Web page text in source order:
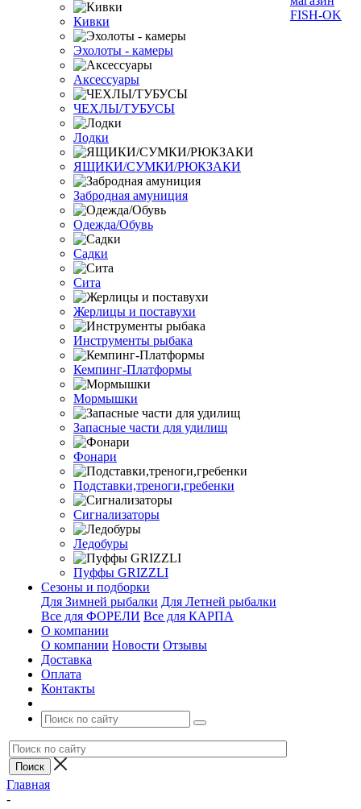
Кивки
Эхолоты - камеры
Аксессуары
ЧЕХЛЫ/ТУБУСЫ
Лодки
ЯЩИКИ/СУМКИ/РЮКЗАКИ
Забродная амуниция
Одежда/Обувь
Садки
Сита
Жерлицы и поставухи
Инструменты рыбака
Кемпинг-Платформы
Мормышки
Запасные части для удилищ
Фонари
Подставки,треноги,гребенки
Сигнализаторы
Ледобуры
Пуффы GRIZZLI
Сезоны и подборки
Для Зимней рыбалки Для Летней рыбалки
Все для ФОРЕЛИ Все для КАРПА
О компании
О компании Новости Отзывы
Доставка
Оплата
Контакты
Главная
-